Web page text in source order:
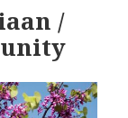
/
unity